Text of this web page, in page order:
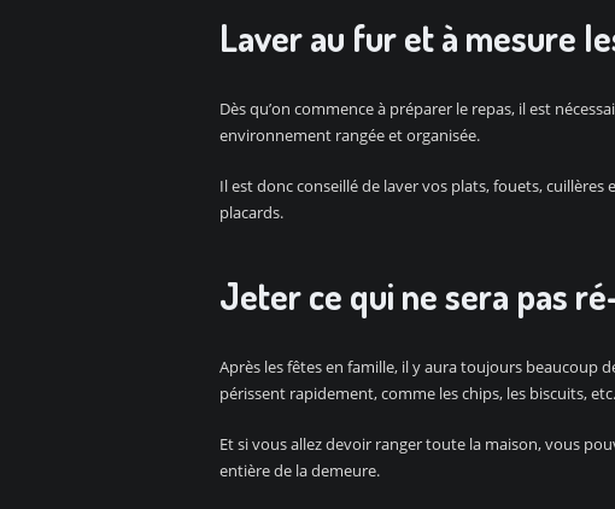
Laver au fur et à mesure
Dès qu’on commence à préparer le repas, il est
environnement rangée et organisée.
Il est donc conseillé de laver vos plats, fouets, cuillères
placards.
Jeter ce qui ne sera pas
Après les fêtes en famille, il y aura toujours beaucoup
périssent rapidement, comme les chips, les biscuits, etc.
Et si vous allez devoir ranger toute la maison, vous
entière de la demeure.